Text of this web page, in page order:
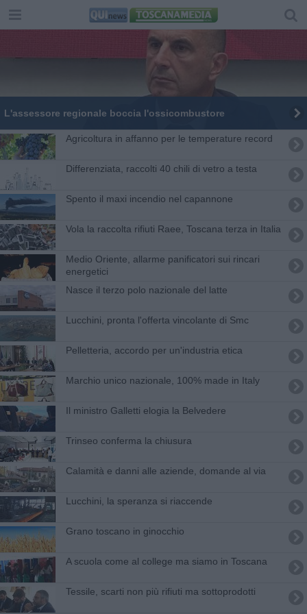
L'assessore regionale boccia l'ossicombustore
Agricoltura in affanno per le temperature record
Differenziata, raccolti 40 chili di vetro a testa
Spento il maxi incendio nel capannone
Vola la raccolta rifiuti Raee, Toscana terza in Italia
Medio Oriente, allarme panificatori sui rincari
energetici
Nasce il terzo polo nazionale del latte
Lucchini, pronta l'offerta vincolante di Smc
Pelletteria, accordo per un'industria etica
Marchio unico nazionale, 100% made in Italy
Il ministro Galletti elogia la Belvedere
Trinseo conferma la chiusura
Calamità e danni alle aziende, domande al via
Lucchini, la speranza si riaccende
Grano toscano in ginocchio
A scuola come al college ma siamo in Toscana
Tessile, scarti non più rifiuti ma sottoprodotti